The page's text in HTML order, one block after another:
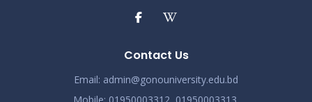
Contact Us
Email: admin@gonouniversity.edu.bd